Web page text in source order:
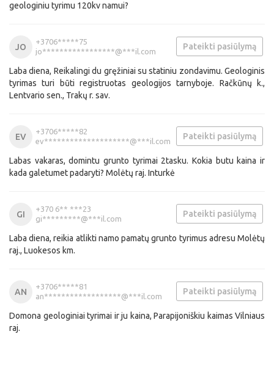
geologiniu tyrimu 120kv namui?
JO
+3706*****75
jo*****************@***il.com
Pateikti pasiūlymą
Laba diena, Reikalingi du gręžiniai su statiniu zondavimu. Geologinis
tyrimas turi būti registruotas geologijos tarnyboje. Račkūnų k.,
Lentvario sen., Trakų r. sav.
EV
+3706*****82
ev********************@***il.com
Pateikti pasiūlymą
Labas vakaras, domintu grunto tyrimai 2tasku. Kokia butu kaina ir
kada galetumet padaryti? Molėtų raj. Inturkė
GI
+370 6** ***23
gi*********@***il.com
Pateikti pasiūlymą
Laba diena, reikia atlikti namo pamatų grunto tyrimus adresu Molėtų
raj., Luokesos km.
AN
+3706*****81
an******************@***il.com
Pateikti pasiūlymą
Domona geologiniai tyrimai ir ju kaina, Parapijoniškiu kaimas Vilniaus
raj.